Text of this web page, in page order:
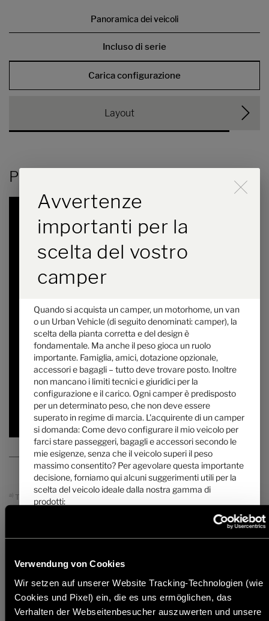
Verwendung von Cookies
Wir setzen auf unserer Website Tracking-Technologien (wie
Cookies und Pixel) ein, die es uns ermöglichen, das
Verhalten der Webseitenbesucher auszuwerten und unsere
Panoramica dei veicoli
Incluso di serie
Carica configurazione
Layout
Pianta
Hymer ML-T 580 CrossTrail
172.100,– €
7,13 m
lunghezza
4100 kg
Massa massima tecnicamente ammissibile
Selezionato
a) Tutti i prezzi sono prezzi di vendita raccomandati in EUR, basati sui
prezzi di vendita italiani. I prezzi in altri paesi possono differire a causa
della valuta, dell'IVA specifica del Paese, delle specifiche del Paese, delle
tariffe On The Road o dei dazi all'importazione. Contattate il vostro
rivenditore locale per conoscere i prezzi, le tasse e i dazi applicabili nel
* La massa in ordine di marcia indicata è un valore predefinito stabilito
con una procedura di omologazione. A causa delle tolleranze di
produzione è possibile che la massa in ordine di marcia differisca dal
valore indicato sopra. Divergenze pari a ± 5 % della massa in ordine di
marcia sono giuridicamente ammissibili. Il margine ammissibile in
Lo scorrimento attiva il
Avvertenze
importanti per la
scelta del vostro
camper
Quando si acquista un camper, un motorhome, un van
o un Urban Vehicle (di seguito denominati: camper), la
scelta della pianta corretta e del design è
fondamentale. Ma anche il peso gioca un ruolo
importante. Famiglia, amici, dotazione opzionale,
accessori e bagagli – tutto deve trovare posto. Inoltre
non mancano i limiti tecnici e giuridici per la
configurazione e il carico. Ogni camper è predisposto
per un determinato peso, che non deve essere
superato in regime di marcia. L'acquirente di un camper
si domanda: Come devo configurare il mio veicolo per
farci stare passeggeri, bagagli e accessori secondo le
mie esigenze, senza che il veicolo superi il peso
massimo consentito? Per agevolare questa importante
decisione, forniamo qui alcuni suggerimenti utili per la
scelta del veicolo ideale dalla nostra gamma di
prodotti:
1. La massa massima tecnicamente ammissibile ...
imposto dalla pianta del veicolo, che può variare da
pianta a pianta (ad es. 3.500 kg, 4.400 kg). I dati per
ogni pianta sono indicati nelle specifiche tecniche.